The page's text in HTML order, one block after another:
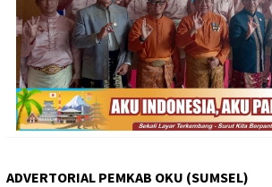
ADVERTORIAL PEMKAB OKU (SUMSEL)